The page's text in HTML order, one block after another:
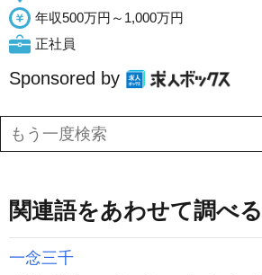
年収500万円～1,000万円
正社員
Sponsored by
関連語をあわせて調べる
一念三千